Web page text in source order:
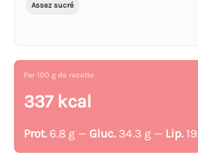
Assez sucré
Par 100 g de recette
337 kcal
Prot. 6.8 g — Gluc. 34.3 g — Lip.